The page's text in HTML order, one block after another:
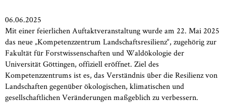
06.06.2025
Mit einer feierlichen Auftaktveranstaltung wurde am 22. Mai 2025
das neue „Kompetenzzentrum Landschaftsresilienz“, zugehörig zur
Fakultät für Forstwissenschaften und Waldökologie der
Universität Göttingen, offiziell eröffnet. Ziel des
Kompetenzzentrums ist es, das Verständnis über die Resilienz von
Landschaften gegenüber ökologischen, klimatischen und
gesellschaftlichen Veränderungen maßgeblich zu verbessern.